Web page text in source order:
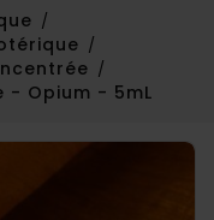
- Opium - 5mL